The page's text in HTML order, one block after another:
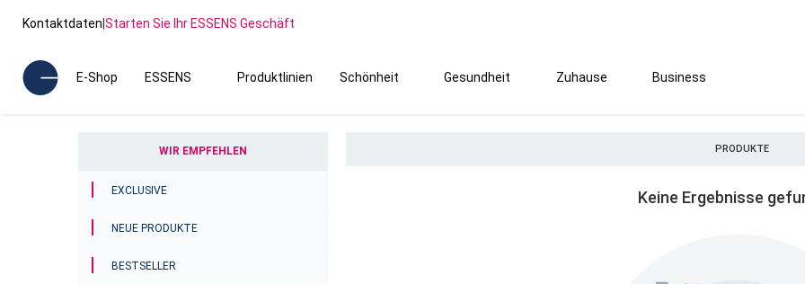
Kontaktdaten|Starten Sie Ihr ESSENS Geschäft
E-Shop ESSENS Produktlinien Schönheit Gesundheit Zuhause Business
WIR EMPFEHLEN
EXCLUSIVE
NEUE PRODUKTE
BESTSELLER
PRODUKTE
Keine Ergebnisse